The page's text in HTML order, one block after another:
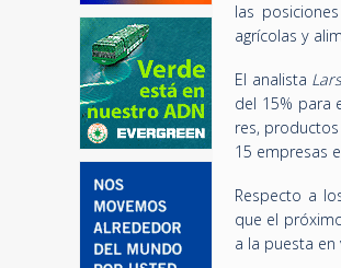
las
agrícolas y
El analista
del 15% para
res,
15 empresas
Respecto a
que el
a la puesta